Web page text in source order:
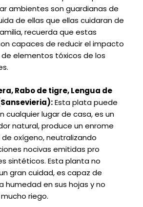
ambientes son guardianas de
de ellas que ellas cuidaran de
recuerda que estas
capaces de reducir el impacto
elementos tóxicos de los
Rabo de tigre, Lengua de
Esta plata puede
cualquier lugar de casa, es un
natural, produce un enrome
oxígeno, neutralizando
nocivas emitidas pro
sintéticos. Esta planta no
gran cuidad, es capaz de
humedad en sus hojas y no
riego.